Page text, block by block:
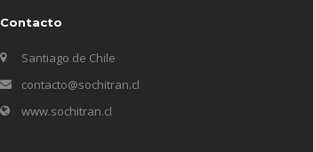
Contacto
Santiago de Chile
contacto@sochitran.cl
www.sochitran.cl